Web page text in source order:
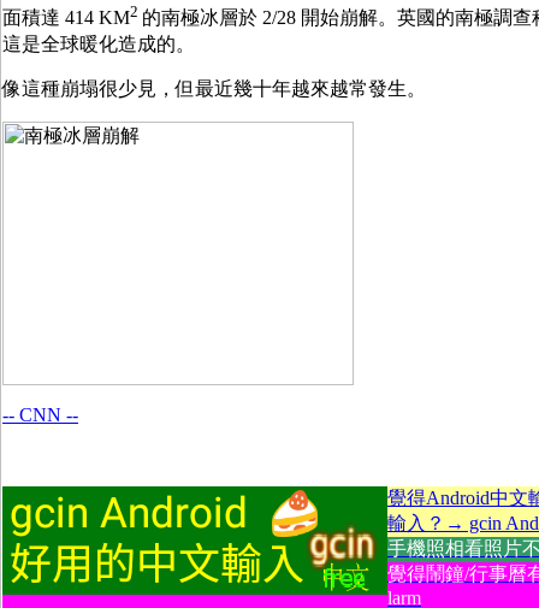
面積達 414 KM2 的南極冰層於 2/28 開始崩解。英國的南極調查
這是全球暖化造成的。
像這種崩塌很少見，但最近幾十年越來越常發生。
-- CNN --
覺得Android中文
輸入？→ gcin
手機照相看照片
覺得鬧鐘/行事
larm